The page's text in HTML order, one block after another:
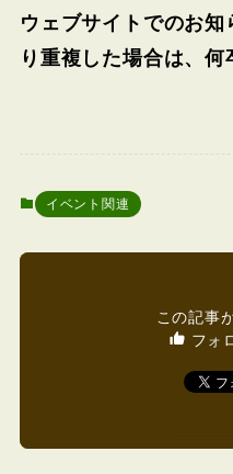
ウェブサイトでのお
り重複した場合は、何
イベント関連
この記事
フォ